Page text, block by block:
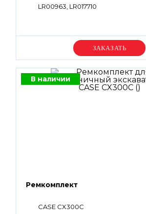
LR00963, LR017710
Уточняйте цену
В наличии
Ремкомплект
CASE CX300C